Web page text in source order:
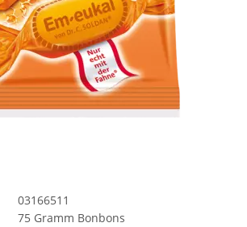
03166511
75 Gramm Bonbons